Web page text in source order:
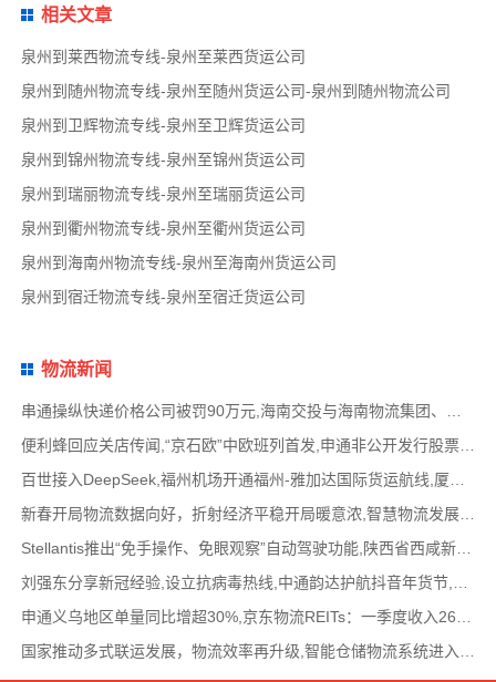
相关文章
泉州到莱西物流专线-泉州至莱西货运公司
泉州到随州物流专线-泉州至随州货运公司-泉州到随州物流公司
泉州到卫辉物流专线-泉州至卫辉货运公司
泉州到锦州物流专线-泉州至锦州货运公司
泉州到瑞丽物流专线-泉州至瑞丽货运公司
泉州到衢州物流专线-泉州至衢州货运公司
泉州到海南州物流专线-泉州至海南州货运公司
泉州到宿迁物流专线-泉州至宿迁货运公司
物流新闻
串通操纵快递价格公司被罚90万元,海南交投与海南物流集团、中国移动海南公司签署战略合作
便利蜂回应关店传闻,“京石欧”中欧班列首发,申通非公开发行股票方案失效,老挝中通和老挝
百世接入DeepSeek,福州机场开通福州-雅加达国际货运航线,厦门拟立法保障网约配送员劳动权益
新春开局物流数据向好，折射经济平稳开局暖意浓,智慧物流发展迅猛，新一代信息技术深度融
Stellantis推出“免手操作、免眼观察”自动驾驶功能,陕西省西咸新区公示首批智能网联道路测试
刘强东分享新冠经验,设立抗病毒热线,中通韵达护航抖音年货节,圆通再添一架新货机,官方最新
申通义乌地区单量同比增超30%,京东物流REITs：一季度收入2624万元,eBay暂停考核从中国香港寄出
国家推动多式联运发展，物流效率再升级,智能仓储物流系统进入高速发展阶段,低空物流成为物